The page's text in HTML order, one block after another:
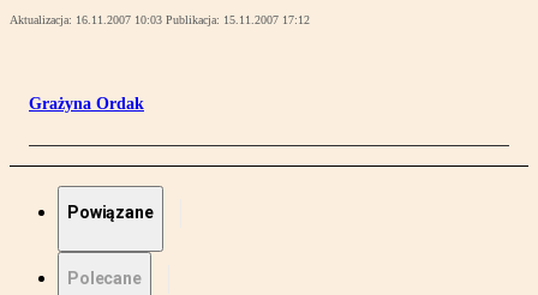
Aktualizacja: 16.11.2007 10:03 Publikacja: 15.11.2007 17:12
Grażyna Ordak
Powiązane
Polecane